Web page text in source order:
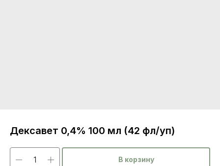
Дексавет 0,4% 100 мл (42 фл/уп)
В корзину